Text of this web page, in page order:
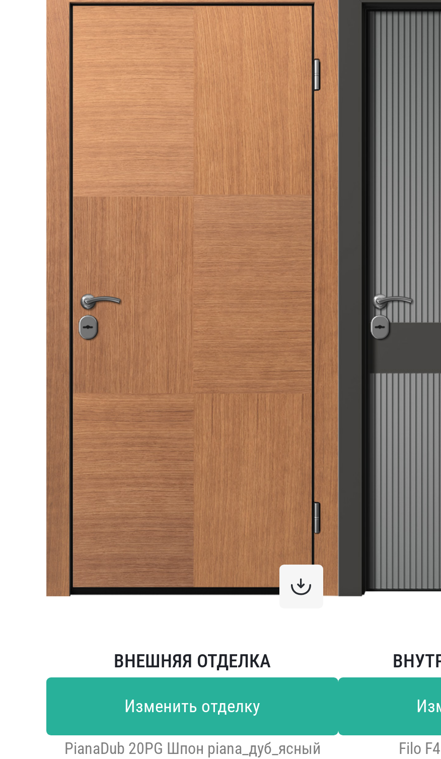
ВНЕШНЯЯ ОТДЕЛКА
Изменить отделку
PianaDub 20PG Шпон piana_дуб_ясный Filo